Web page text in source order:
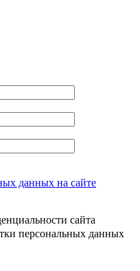
данных на сайте
сайта
персональных данных